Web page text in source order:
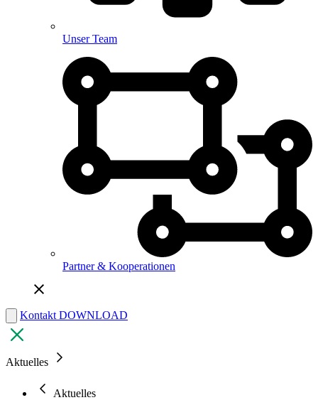
Unser Team
Partner & Kooperationen
Kontakt DOWNLOAD
Aktuelles
Aktuelles